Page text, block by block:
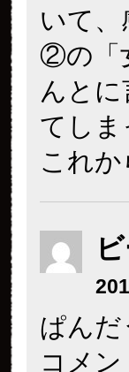
いて、
②の「
んと
てしま
これ
ぱん
コメ